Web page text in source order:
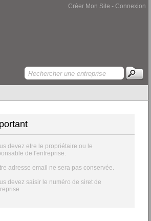
Créer Mon Site - Connexion
devez etre le propriétaire ou le
de l'entreprise.
adresse email ne sera pas conservée.
devez saisir le numéro de siret de